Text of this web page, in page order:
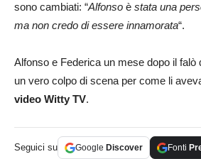
sono cambiati: “Alfonso è stata una
ma non credo di essere innamorata“.
Alfonso e Federica un mese dopo il falò
un vero colpo di scena per come li
video Witty TV.
Seguici su Google Discover Fonti